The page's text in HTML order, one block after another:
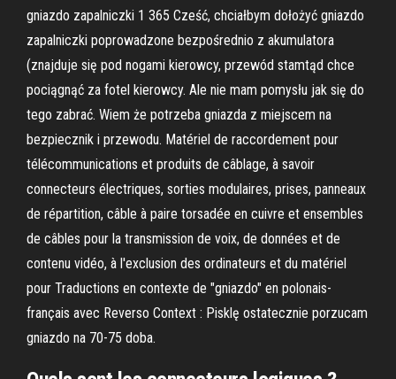
gniazdo zapalniczki 1 365 Cześć, chciałbym dołożyć gniazdo
zapalniczki poprowadzone bezpośrednio z akumulatora
(znajduje się pod nogami kierowcy, przewód stamtąd chce
pociągnąć za fotel kierowcy. Ale nie mam pomysłu jak się do
tego zabrać. Wiem że potrzeba gniazda z miejscem na
bezpiecznik i przewodu. Matériel de raccordement pour
télécommunications et produits de câblage, à savoir
connecteurs électriques, sorties modulaires, prises, panneaux
de répartition, câble à paire torsadée en cuivre et ensembles
de câbles pour la transmission de voix, de données et de
contenu vidéo, à l'exclusion des ordinateurs et du matériel
pour Traductions en contexte de "gniazdo" en polonais-
français avec Reverso Context : Pisklę ostatecznie porzucam
gniazdo na 70-75 doba.